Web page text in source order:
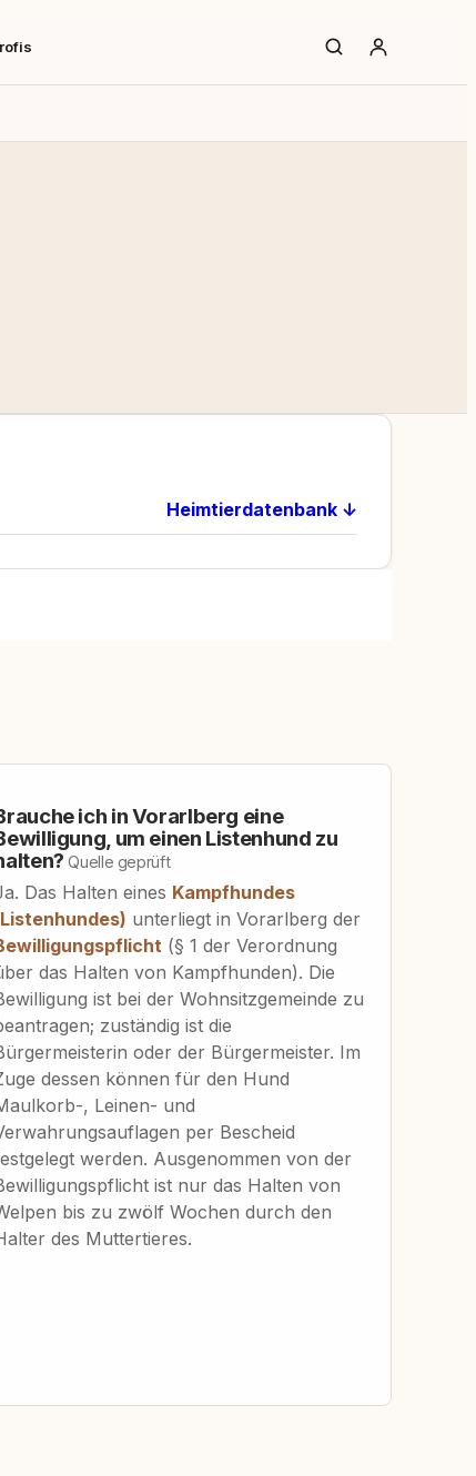
Heimtierdatenbank ↓
ich in Vorarlberg eine
um einen Listenhund zu
Quelle geprüft
Das Halten eines Kampfhundes
unterliegt in Vorarlberg der
(§ 1 der Verordnung
das Halten von Kampfhunden). Die
ist bei der Wohnsitzgemeinde zu
zuständig ist die
oder der Bürgermeister. Im
dessen können für den Hund
, Leinen- und
per Bescheid
werden. Ausgenommen von der
ist nur das Halten von
bis zu zwölf Wochen durch den
des Muttertieres.